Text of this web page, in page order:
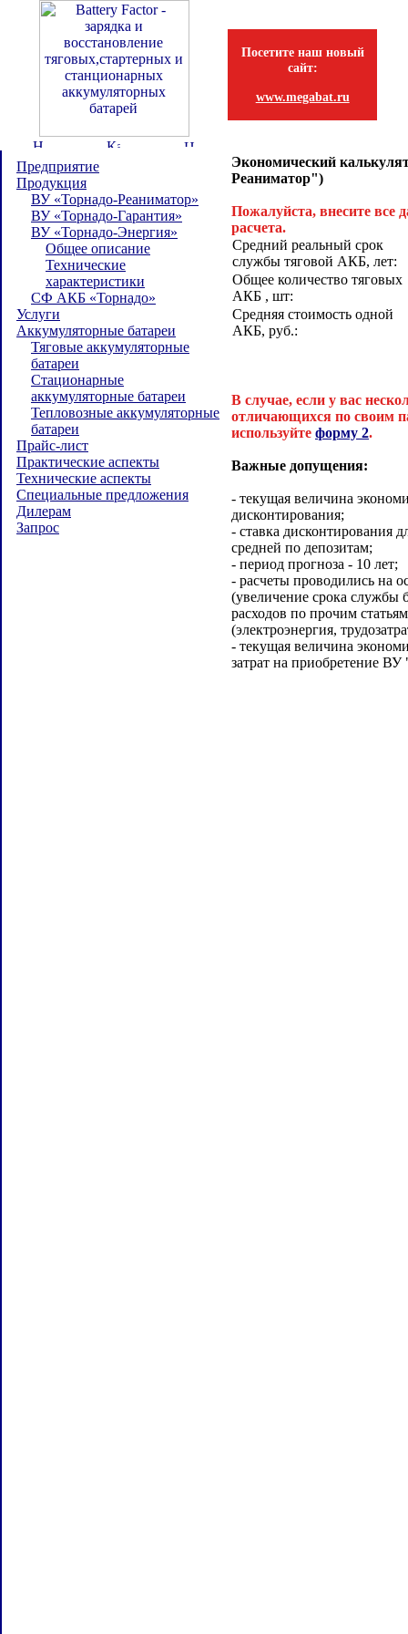
Посетите наш новый
сайт:
www.megabat.ru
Предприятие
Продукция
ВУ «Торнадо-Реаниматор»
ВУ «Торнадо-Гарантия»
ВУ «Торнадо-Энергия»
Общее описание
Технические
характеристики
СФ АКБ «Торнадо»
Услуги
Аккумуляторные батареи
Тяговые аккумуляторные
батареи
Стационарные
аккумуляторные батареи
Тепловозные аккумуляторные
батареи
Прайс-лист
Практические аспекты
Технические аспекты
Специальные предложения
Дилерам
Запрос
Экономический
Реаниматор")
Пожалуйста, внесите все
расчета.
Средний реальный срок
службы тяговой АКБ, лет:
Общее количество тяговых
АКБ , шт:
Средняя стоимость одной
АКБ, руб.:
В случае, если у вас
отличающихся по своим
используйте форму 2.
Важные допущения:
- текущая величина
дисконтирования;
- ставка дисконтирования
средней по депозитам;
- период прогноза - 10 лет;
- расчеты проводились на
(увеличение срока службы
расходов по прочим
(электроэнергия,
- текущая величина
затрат на приобретение